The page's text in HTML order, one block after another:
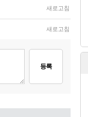
새로고침
새로고침
등록